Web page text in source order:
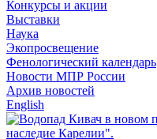
Конкурсы и акции
Выставки
Наука
Экопросвещение
Фенологический календарь
Новости МПР России
Архив новостей
English